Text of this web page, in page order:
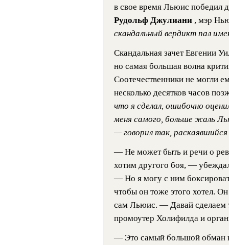
в свое время Льюис победил
Рудольф Джулиани , мэр
скандальный вердикт пал
Скандальная зачет Евгении
но самая большая волна
Соотечественники не могли
несколько десятков часов
что я сделал, ошибочно
меня самого, больше жаль
— говорил так, раскаявшийся
— Не может быть и речи о
хотим другого боя, —
— Но я могу с ним
чтобы он тоже этого хотел.
сам Льюис. — Давай сделаем
промоутер Холифилда и
— Это самый большой обман